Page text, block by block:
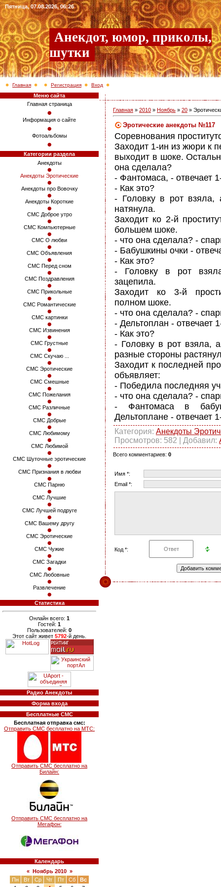
Пятница, 07.08.2026, 06:26
Анекдот, юмор, приколы,
шутки
Главная Регистрация Вход
Меню сайта
Главная страница
Информация о сайте
Фотоальбомы
Категории раздела
Анекдоты
Анекдоты Эротические
Анекдоты про Вовочку
Анекдоты Короткие
СМС Доброе утро
СМС Компьютерные
СМС О любви
СМС Объявления
СМС Перед сном
СМС Поздравления
СМС Прикольные
СМС Романтические
СМС картинки
СМС Извинения
СМС Грустные
СМС Скучаю ...
СМС Эротические
СМС Смешные
СМС Пожелания
СМС Различные
СМС Добрые
СМС Любимому
СМС Любимой
СМС Шуточные эротические
СМС Признания в любви
СМС Парню
СМС Лучшие
СМС Лучшей подруге
СМС Вашему другу
СМС Эротические
СМС Чужие
СМС Загадки
СМС Любовные
Развлечение
Статистика
Онлайн всего: 1
Гостей: 1
Пользователей: 0
Этот сайт живет 5792-й день.
Радио Анекдоты
Форма входа
Бесплатные СМС
Бесплатная отправка смс:
Отправить СМС бесплатно на МТС:
Отправить СМС бесплатно на
Билайн:
Отправить СМС бесплатно на
Мегафон:
Календарь
« Ноябрь 2010 »
Пн
Вт Ср Чт Пт Сб
Вс
Главная » 2010 » Ноябрь » 20 »
Эротические анекдоты №117
Соревнования
Заходит 1-ин из жюри к
выходит в шоке.
она сделала?
- Фантомаса, - отвечает
- Как это?
- Головку в рот взяла,
натянула.
Заходит ко 2-й
большем шоке.
- что она сделала? -
- Бабушкины очки -
- Как это?
- Головку в рот
зацепила.
Заходит ко 3-й
полном шоке.
- что она сделала? -
- Дельтоплан - отвечает
- Как это?
- Головку в рот взяла,
разные стороны
Заходит к последней
объявляет:
- Победила последняя
- что она сделала? -
- Фантомаса в
Дельтоплане - отвечает
Категория: Анекдоты
Просмотров: 582 | Добавил:
Всего комментариев: 0
Имя *:
Email *:
Код *: